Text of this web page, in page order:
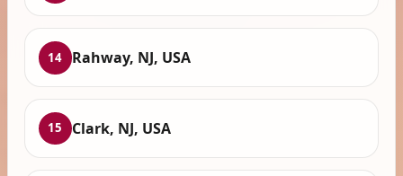
14 Rahway, NJ, USA
15 Clark, NJ, USA